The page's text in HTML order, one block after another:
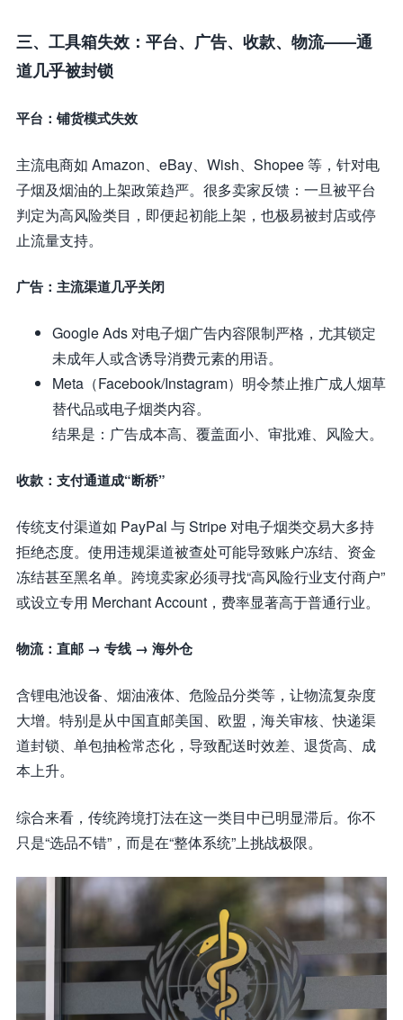
三、工具箱失效：平台、广告、收款、物流——通
道几乎被封锁
平台：铺货模式失效
主流电商如 Amazon、eBay、Wish、Shopee 等，针对电
子烟及烟油的上架政策趋严。很多卖家反馈：一旦被平台
判定为高风险类目，即便起初能上架，也极易被封店或停
止流量支持。
广告：主流渠道几乎关闭
Google Ads 对电子烟广告内容限制严格，尤其锁定
未成年人或含诱导消费元素的用语。
Meta（Facebook/Instagram）明令禁止推广成人烟草
替代品或电子烟类内容。
结果是：广告成本高、覆盖面小、审批难、风险大。
收款：支付通道成“断桥”
传统支付渠道如 PayPal 与 Stripe 对电子烟类交易大多持
拒绝态度。使用违规渠道被查处可能导致账户冻结、资金
冻结甚至黑名单。跨境卖家必须寻找“高风险行业支付商户”
或设立专用 Merchant Account，费率显著高于普通行业。
物流：直邮 → 专线 → 海外仓
含锂电池设备、烟油液体、危险品分类等，让物流复杂度
大增。特别是从中国直邮美国、欧盟，海关审核、快递渠
道封锁、单包抽检常态化，导致配送时效差、退货高、成
本上升。
综合来看，传统跨境打法在这一类目中已明显滞后。你不
只是“选品不错”，而是在“整体系统”上挑战极限。